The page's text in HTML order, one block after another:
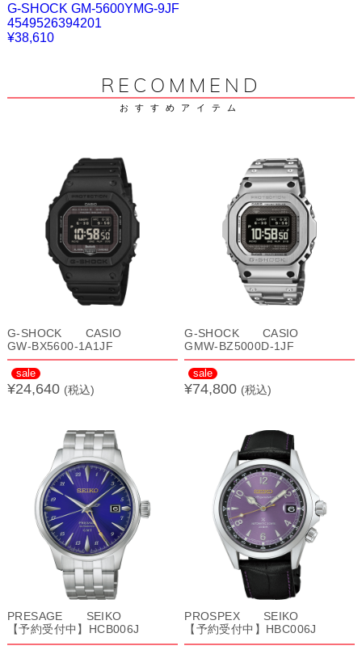
G-SHOCK GM-5600YMG-9JF
4549526394201
¥38,610
RECOMMEND
おすすめアイテム
G-SHOCK CASIO
GW-BX5600-1A1JF
sale
¥24,640 (税込)
G-SHOCK CASIO
GMW-BZ5000D-1JF
sale
¥74,800 (税込)
PRESAGE SEIKO
【予約受付中】HCB006J
PROSPEX SEIKO
【予約受付中】HBC006J